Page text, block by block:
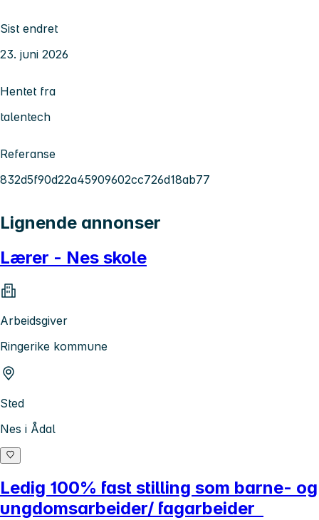
Sist endret
23. juni 2026
Hentet fra
talentech
Referanse
832d5f90d22a45909602cc726d18ab77
Lignende annonser
Lærer - Nes skole
Arbeidsgiver
Ringerike kommune
Sted
Nes i Ådal
Ledig 100% fast stilling som barne- og
ungdomsarbeider/ fagarbeider